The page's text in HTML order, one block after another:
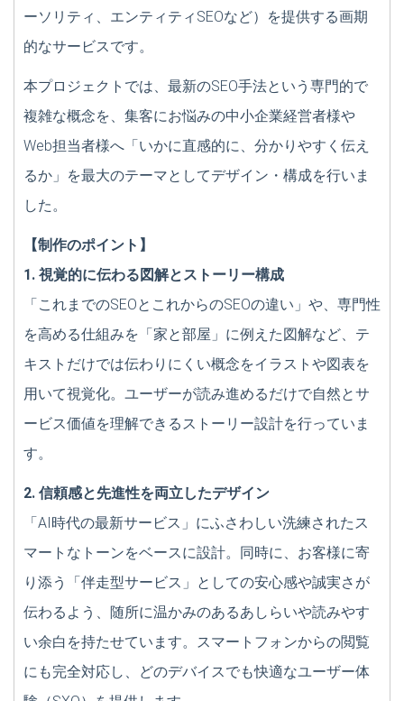
ーソリティ、エンティティSEOなど）を提供する画期
的なサービスです。
本プロジェクトでは、最新のSEO手法という専門的で
複雑な概念を、集客にお悩みの中小企業経営者様や
Web担当者様へ「いかに直感的に、分かりやすく伝え
るか」を最大のテーマとしてデザイン・構成を行いま
した。
【制作のポイント】
1. 視覚的に伝わる図解とストーリー構成
「これまでのSEOとこれからのSEOの違い」や、専門性
を高める仕組みを「家と部屋」に例えた図解など、テ
キストだけでは伝わりにくい概念をイラストや図表を
用いて視覚化。ユーザーが読み進めるだけで自然とサ
ービス価値を理解できるストーリー設計を行っていま
す。
2. 信頼感と先進性を両立したデザイン
「AI時代の最新サービス」にふさわしい洗練されたス
マートなトーンをベースに設計。同時に、お客様に寄
り添う「伴走型サービス」としての安心感や誠実さが
伝わるよう、随所に温かみのあるあしらいや読みやす
い余白を持たせています。スマートフォンからの閲覧
にも完全対応し、どのデバイスでも快適なユーザー体